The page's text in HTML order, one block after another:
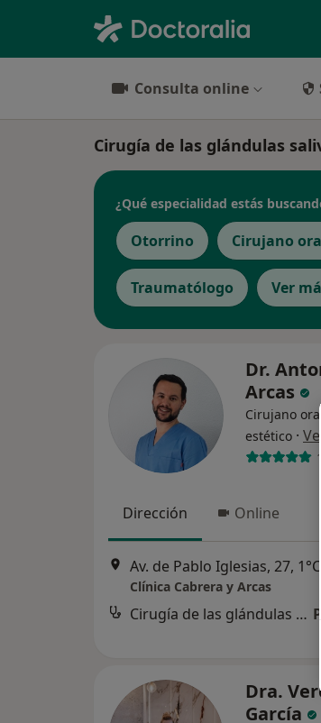
Consulta online
Cirugía de las glándulas
¿Qué especialidad estás
Otorrino Cirujano
Traumatólogo Ver
Dr.
Arcas
Cirujano
estético ·
Dirección Online
Av. de Pablo Iglesias, 27,
Clínica Cabrera y Arcas
Cirugía de las glándulas salivares
Dra.
García